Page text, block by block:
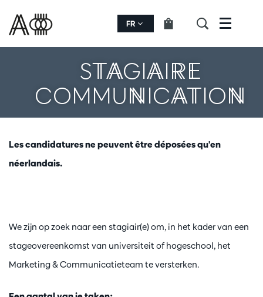
FR Menu
STAGIAIRE
COMMUNICATION
Les candidatures ne peuvent être déposées qu'en
néerlandais.
We zijn op zoek naar een stagiair(e) om, in het kader van een
stageovereenkomst van universiteit of hogeschool, het
Marketing & Communicatieteam te versterken.